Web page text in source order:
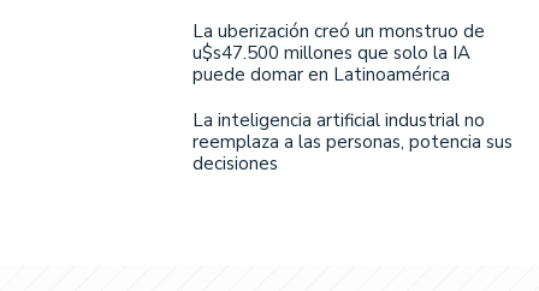
La uberización creó un monstruo de
u$s47.500 millones que solo la IA
puede domar en Latinoamérica
La inteligencia artificial industrial no
reemplaza a las personas, potencia sus
decisiones